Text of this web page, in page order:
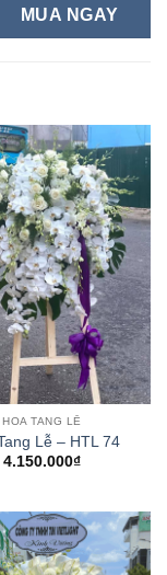
MUA NGAY
HOA TANG LỄ
Lễ – HTL 74
4.150.000₫